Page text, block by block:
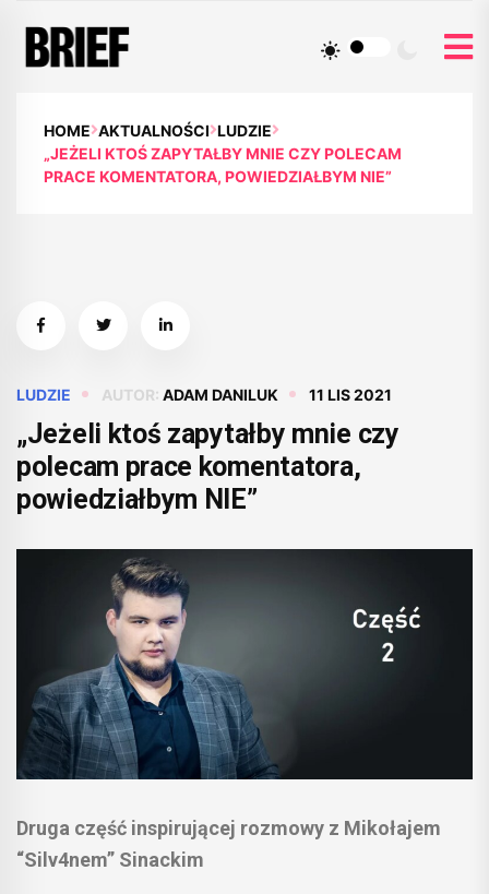
HOME AKTUALNOŚCI LUDZIE
„JEŻELI KTOŚ ZAPYTAŁBY MNIE CZY POLECAM
PRACE KOMENTATORA, POWIEDZIAŁBYM NIE”
LUDZIE AUTOR: ADAM DANILUK 11 LIS 2021
„Jeżeli ktoś zapytałby mnie czy
polecam prace komentatora,
powiedziałbym NIE”
Druga część inspirującej rozmowy z Mikołajem
“Silv4nem” Sinackim